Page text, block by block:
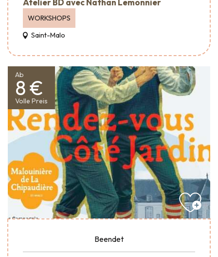
Atelier BD avec Nathan Lemonnier
WORKSHOPS
Saint-Malo
Ab
8 €
Volle Preis
Beendet